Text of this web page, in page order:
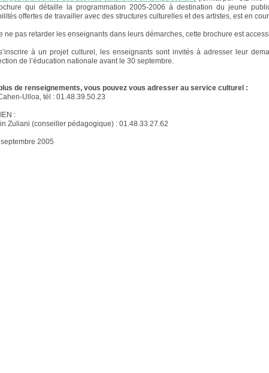
qui détaille la programmation 2005-2006 à destination du jeune
offertes de travailler avec des structures culturelles et des artistes, est en
ne pas retarder les enseignants dans leurs démarches, cette brochure est
à un projet culturel, les enseignants sont invités à adresser leur
de l’éducation nationale avant le 30 septembre.
de renseignements, vous pouvez vous adresser au service culturel :
Ulloa, tél : 01.48.39.50.23
:
Zuliani (conseiller pédagogique) : 01.48.33.27.62
2005